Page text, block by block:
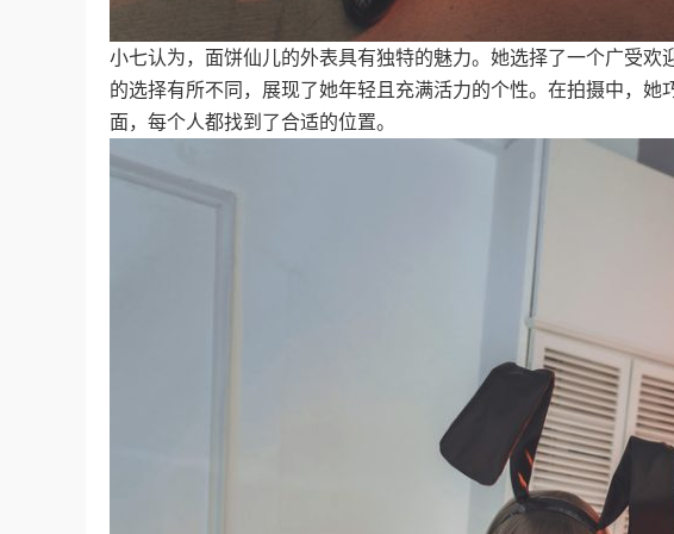
小七认为，面饼仙儿的外表具有独特的魅力。她选择了一个广受
的选择有所不同，展现了她年轻且充满活力的个性。在拍摄中，
面，每个人都找到了合适的位置。